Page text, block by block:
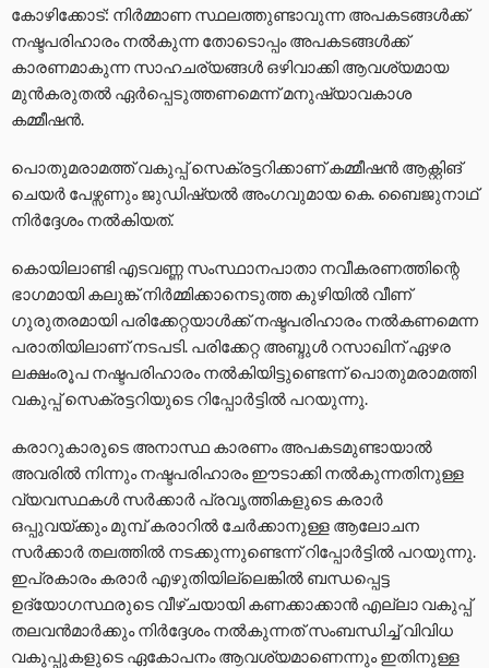
കോഴിക്കോട്: നിർമ്മാണ സ്ഥലത്തുണ്ടാവുന്ന അപകടങ്ങൾക്ക്
നഷ്ടപരിഹാരം നൽകുന്ന തോടൊപ്പം അപകടങ്ങൾക്ക്
കാരണമാകുന്ന സാഹചര്യങ്ങൾ ഒഴിവാക്കി ആവശ്യമായ
മുൻകരുതൽ ഏർപ്പെടുത്തണമെന്ന് മനുഷ്യാവകാശ
കമ്മീഷൻ.
പൊതുമരാമത്ത് വകുപ്പ് സെക്രട്ടറിക്കാണ് കമ്മീഷൻ ആക്റ്റിങ്
ചെയർ പേഴ്സണും ജുഡിഷ്യൽ അംഗവുമായ കെ. ബൈജുനാഥ്
നിർദ്ദേശം നൽകിയത്.
കൊയിലാണ്ടി എടവണ്ണ സംസ്ഥാനപാതാ നവീകരണത്തിന്റെ
ഭാഗമായി കലുങ്ക് നിർമ്മിക്കാനെടുത്ത കുഴിയിൽ വീണ്
ഗുരുതരമായി പരിക്കേറ്റയാൾക്ക് നഷ്ടപരിഹാരം നൽകണമെന്ന
പരാതിയിലാണ് നടപടി. പരിക്കേറ്റ അബ്ദുൾ റസാഖിന് ഏഴര
ലക്ഷംരൂപ നഷ്ടപരിഹാരം നൽകിയിട്ടുണ്ടെന്ന് പൊതുമരാമത്തി
വകുപ്പ് സെക്രട്ടറിയുടെ റിപ്പോർട്ടിൽ പറയുന്നു.
കരാറുകാരുടെ അനാസ്ഥ കാരണം അപകടമുണ്ടായാൽ
അവരിൽ നിന്നും നഷ്ടപരിഹാരം ഈടാക്കി നൽകുന്നതിനുള്ള
വ്യവസ്ഥകൾ സർക്കാർ പ്രവൃത്തികളുടെ കരാർ
ഒപ്പുവയ്ക്കും മുമ്പ് കരാറിൽ ചേർക്കാനുള്ള ആലോചന
സർക്കാർ തലത്തിൽ നടക്കുന്നുണ്ടെന്ന് റിപ്പോർട്ടിൽ പറയുന്നു.
ഇപ്രകാരം കരാർ എഴുതിയില്ലെങ്കിൽ ബന്ധപ്പെട്ട
ഉദ്യോഗസ്ഥരുടെ വീഴ്ചയായി കണക്കാക്കാൻ എല്ലാ വകുപ്പ്
തലവൻമാർക്കും നിർദ്ദേശം നൽകുന്നത് സംബന്ധിച്ച് വിവിധ
വകുപ്പുകളുടെ ഏകോപനം ആവശ്യമാണെന്നും ഇതിനുള്ള